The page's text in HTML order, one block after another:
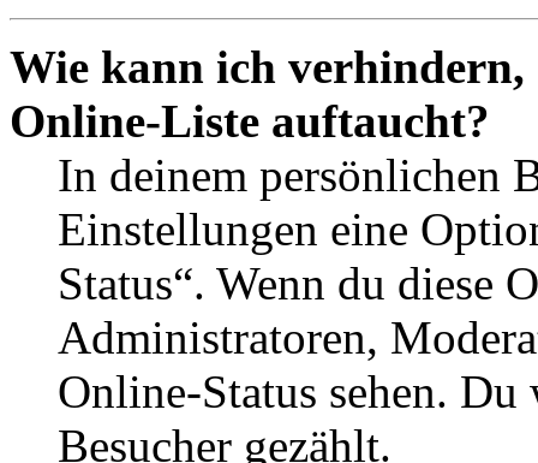
Wie kann ich verhindern,
Online-Liste auftaucht?
In deinem persönlichen
Einstellungen eine
Status“. Wenn du diese
Administratoren,
Online-Status sehen.
Besucher gezählt.